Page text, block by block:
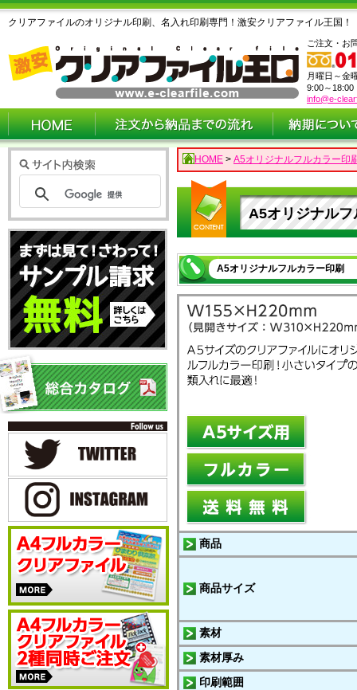
クリアファイルのオリジナル印刷、名入れ印刷専門！激安クリアファイル王国！
ご注文・お
月曜日～金
9:00～18:00
info@e-
HOME > A5オリジナルフルカラー印
A5オリジナル
A5オリジナルフルカラー印刷
商品
商品サイズ
素材
素材厚み
印刷範囲